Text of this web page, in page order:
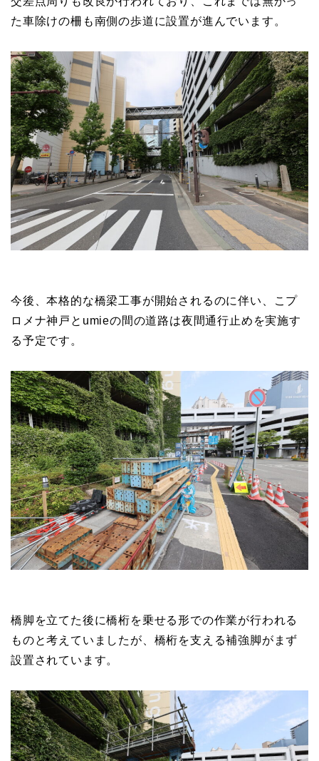
た車除けの柵も南側の歩道に設置が進んでいます。
今後、本格的な橋梁工事が開始されるのに伴い、こプ
ロメナ神戸とumieの間の道路は夜間通行止めを実施す
る予定です。
橋脚を立てた後に橋桁を乗せる形での作業が行われる
ものと考えていましたが、橋桁を支える補強脚がまず
設置されています。